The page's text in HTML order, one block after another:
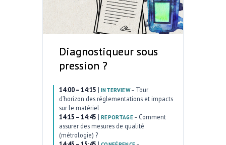
Diagnostiqueur sous
pression ?
14:00 – 14:15 | INTERVIEW– Tour
d’horizon des réglementations et impacts
sur le matériel
14:15 – 14:45 | REPORTAGE– Comment
assurer des mesures de qualité
(métrologie) ?